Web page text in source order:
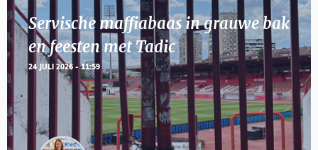
Servische maffiabaas in grauwe bak
en feesten met Tadic
24 JULI 2026 - 11:59